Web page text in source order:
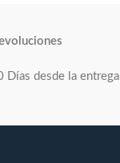
con cubos y
y máxima
la fabricación a
Días desde la entrega